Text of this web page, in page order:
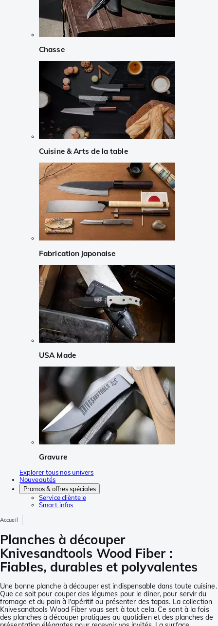
Chasse
Cuisine & Arts de la table
Fabrication japonaise
USA Made
Gravure
Explorer tous nos univers
Nouveautés
Promos & offres spéciales
Service clièntele
Smart infos
Accueil
Planches à découper
Knivesandtools Wood Fiber :
Fiables, durables et polyvalentes
Une bonne planche à découper est indispensable dans toute cuisine.
Que ce soit pour couper des légumes pour le diner, pour servir du
fromage et du pain à l'apéritif ou présenter des tapas. La collection
Knivesandtools Wood Fiber vous sert à tout cela. Ce sont à la fois
des planches à découper pratiques au quotidien et des planches de